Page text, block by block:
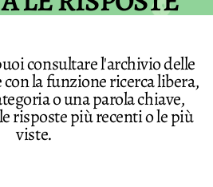
consultare l'archivio delle
la funzione ricerca libera,
o una parola chiave,
risposte più recenti o le più
viste.